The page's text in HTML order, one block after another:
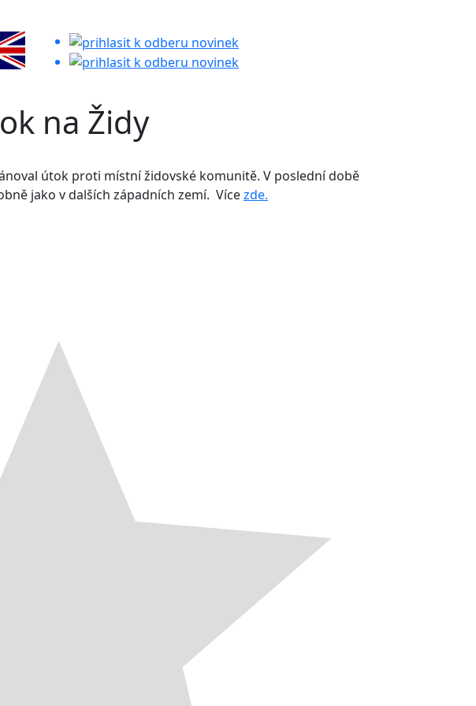
na Židy
útok proti místní židovské komunitě. V poslední době
jako v dalších západních zemí. Vícezde.